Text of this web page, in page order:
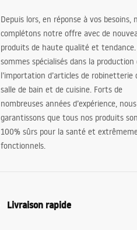
Depuis lors, en réponse à vos besoins,
complétons notre offre avec de
produits de haute qualité et tendance.
sommes spécialisés dans la
l’importation d’articles de robinetterie
salle de bain et de cuisine. Forts de
nombreuses années d’expérience, nous
garantissons que tous nos produits
100% sûrs pour la santé et
fonctionnels.
Livraison rapide